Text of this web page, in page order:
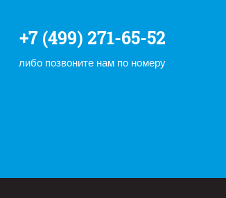
+7 (499) 271-65-52
либо позвоните нам по номеру